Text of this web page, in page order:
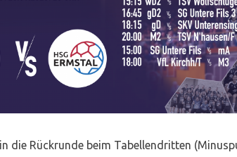
die Rückrunde beim Tabellendritten